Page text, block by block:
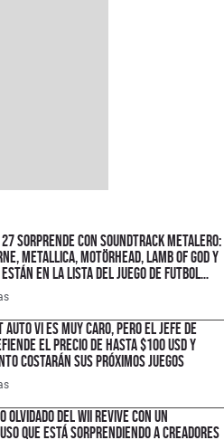
27 sorprende con soundtrack metalero:
Metallica, Motörhead, Lamb of God y
están en la lista del juego de futbol
Auto VI es muy caro, pero el jefe de
el precio de hasta $100 USD y
costarán sus próximos juegos
olvidado del Wii revive con un
que está sorprendiendo a creadores